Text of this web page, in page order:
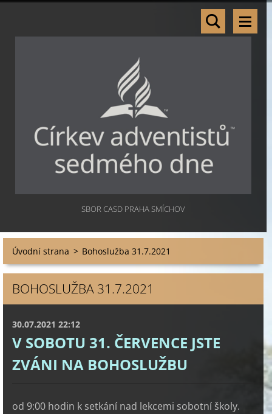
SBOR CASD PRAHA SMÍCHOV
Úvodní strana > Bohoslužba 31.7.2021
BOHOSLUŽBA 31.7.2021
30.07.2021 22:12
V SOBOTU 31. ČERVENCE JSTE
ZVÁNI NA BOHOSLUŽBU
od 9:00 hodin k setkání nad lekcemi sobotní školy.